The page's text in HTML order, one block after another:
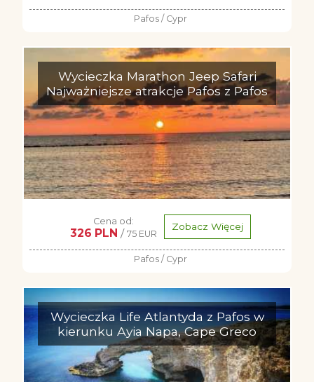
Pafos / Cypr
Wycieczka Marathon Jeep Safari
Najważniejsze atrakcje Pafos z Pafos
Cena od:
326 PLN / 75 EUR
Zobacz Więcej
Pafos / Cypr
Wycieczka Life Atlantyda z Pafos w
kierunku Ayia Napa, Cape Greco